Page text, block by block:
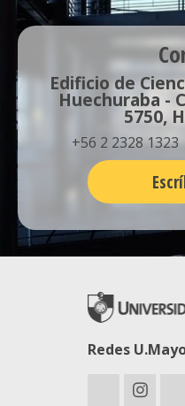
Edificio de
Huechuraba -
5750,
+56 2 2328
Redes